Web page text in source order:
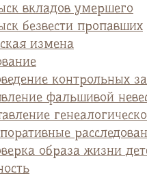
вкладов умершего
безвести пропавших
измена
контрольных
фальшивой
образа жизни